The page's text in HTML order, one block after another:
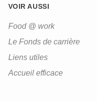
VOIR AUSSI
Food @ work
Le Fonds de carrière
Liens utiles
Accueil efficace